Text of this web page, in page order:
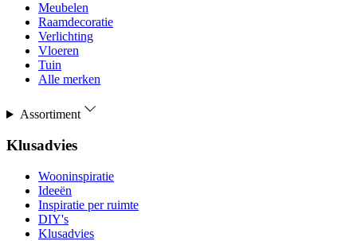
Meubelen
Raamdecoratie
Verlichting
Vloeren
Tuin
Alle merken
Assortiment
Klusadvies
Wooninspiratie
Ideeën
Inspiratie per ruimte
DIY's
Klusadvies